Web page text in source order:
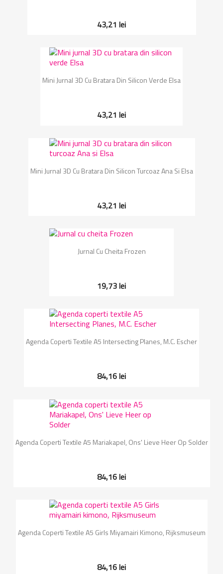
43,21 lei
Mini Jurnal 3D Cu Bratara Din Silicon Verde Elsa
43,21 lei
Mini Jurnal 3D Cu Bratara Din Silicon Turcoaz Ana Si Elsa
43,21 lei
Jurnal Cu Cheita Frozen
19,73 lei
Agenda Coperti Textile A5 Intersecting Planes, M.C. Escher
84,16 lei
Agenda Coperti Textile A5 Mariakapel, Ons' Lieve Heer Op Solder
84,16 lei
Agenda Coperti Textile A5 Girls Miyamairi Kimono, Rijksmuseum
84,16 lei